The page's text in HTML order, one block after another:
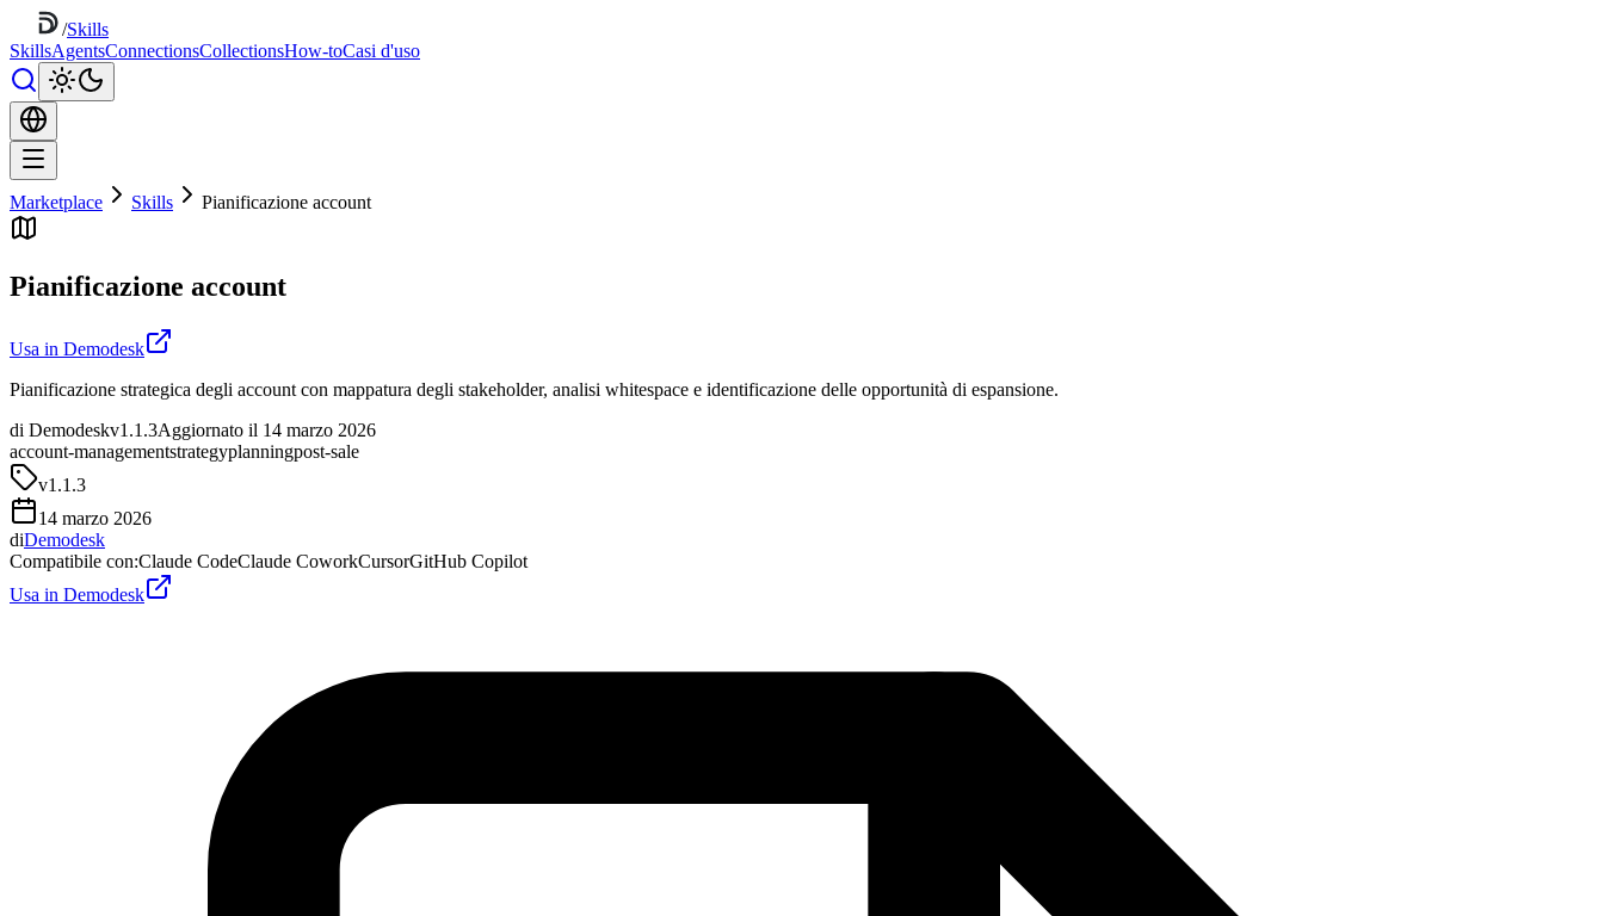
/Skills
SkillsAgentsConnectionsCollectionsHow-toCasi d'uso
Marketplace Skills Pianificazione account
Pianificazione account
Usa in Demodesk
Pianificazione strategica degli account con mappatura degli stakeholder, analisi whitespace e identificazione delle opportunità di espansione.
di Demodeskv1.1.3Aggiornato il 14 marzo 2026
account-managementstrategyplanningpost-sale
v1.1.3
14 marzo 2026
diDemodesk
Compatibile con:Claude CodeClaude CoworkCursorGitHub Copilot
Usa in Demodesk